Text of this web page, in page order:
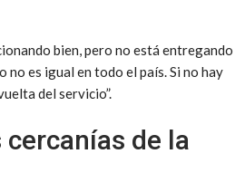
bien, pero no está entregando
no es igual en todo el país. Si no hay
del servicio”.
de la